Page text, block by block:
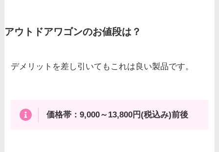
アウトドアワゴンのお値段は？
デメリットを差し引いてもこれは良い製品です。
価格帯：9,000～13,800円(税込み)前後